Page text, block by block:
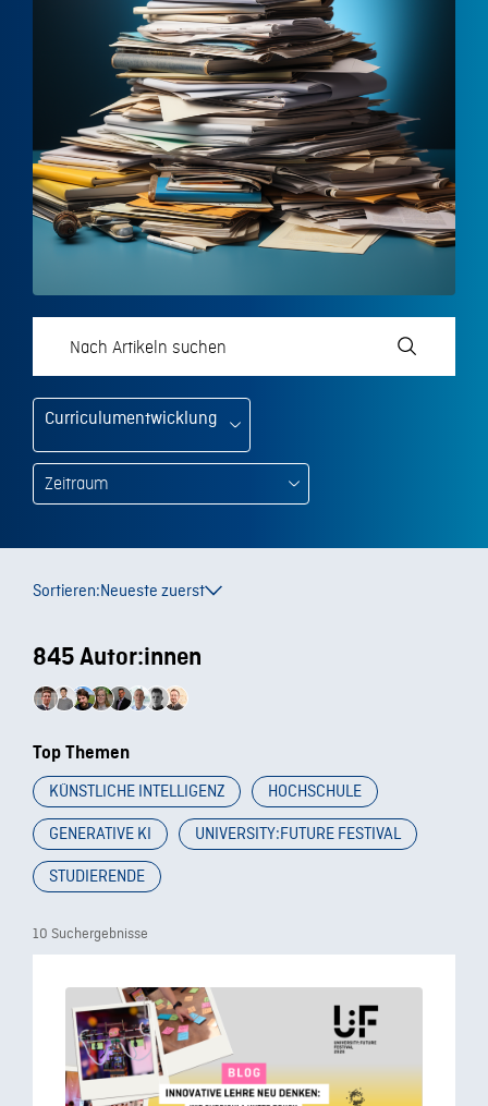
Curriculumentwicklung
Sortieren:Neueste zuerst
10 Suchergebnisse
845 Autor:innen
Top Themen
KÜNSTLICHE INTELLIGENZ
HOCHSCHULE
GENERATIVE KI
UNIVERSITY:FUTURE FESTIVAL
STUDIERENDE